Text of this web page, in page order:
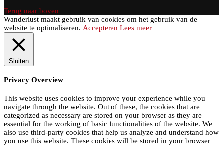
Terug naar boven
Wanderlust maakt gebruik van cookies om het gebruik van de
website te optimaliseren. Accepteren Lees meer
Sluiten
Privacy Overview
This website uses cookies to improve your experience while you
navigate through the website. Out of these, the cookies that are
categorized as necessary are stored on your browser as they are
essential for the working of basic functionalities of the website. We
also use third-party cookies that help us analyze and understand how
you use this website. These cookies will be stored in your browser